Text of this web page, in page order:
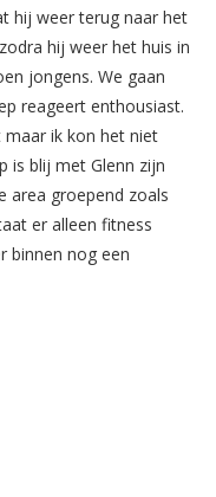
hij weer terug naar het
hij weer het huis in
jongens. We gaan
reageert enthousiast.
ik kon het niet
is blij met Glenn zijn
area groepend zoals
er alleen fitness
binnen nog een